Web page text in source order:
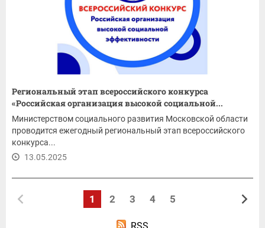
Региональный этап всероссийского конкурса
«Российская организация высокой социальной...
Министерством социального развития Московской области
проводится ежегодный региональный этап всероссийского
конкурса...
13.05.2025
1 2 3 4 5